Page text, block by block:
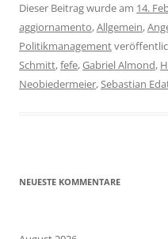
Dieser Beitrag wurde am 14.
aggiornamento,Allgemein,
Politikmanagement
Schmitt,fefe,Gabriel Almond,
Neobiedermeier,Sebastian
NEUESTE KOMMENTARE